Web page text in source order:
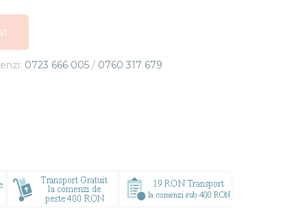
0723 666 005 / 0760 317 679